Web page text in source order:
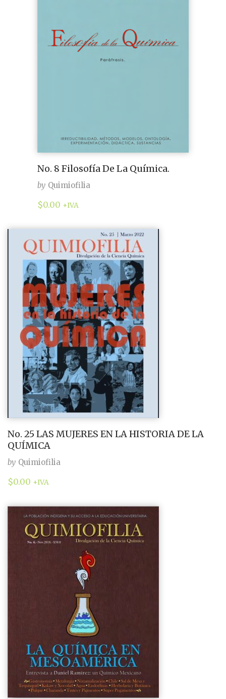
No. 8 Filosofía De La Química.
by Quimiofilia
$0.00 +IVA
No. 25 LAS MUJERES EN LA HISTORIA DE LA
QUÍMICA
by Quimiofilia
$0.00 +IVA